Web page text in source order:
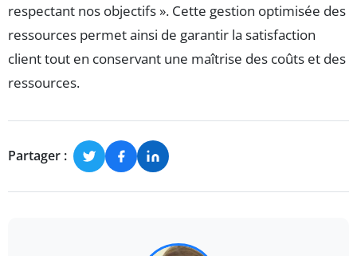
respectant nos objectifs ». Cette gestion optimisée des
ressources permet ainsi de garantir la satisfaction
client tout en conservant une maîtrise des coûts et des
ressources.
Partager :